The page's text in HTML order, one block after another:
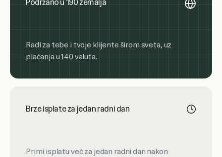
Podržano u 190 zemalja
Radi za tebe i tvoje klijente širom sveta, uz
plaćanja u 140 valuta.
Brze isplate za jedan radni dan
Primi isplatu već za jedan radni dan nakon